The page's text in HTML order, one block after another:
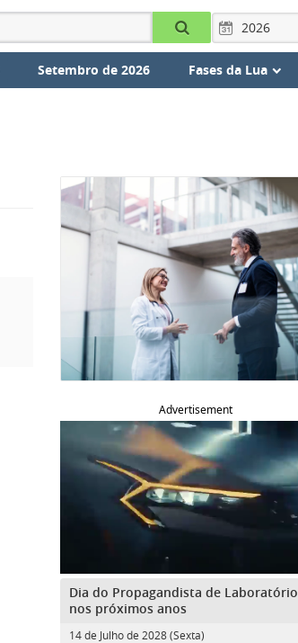
Setembro de 2026 Fases da Lua
Advertisement
Dia do Propagandista de Laboratório
nos próximos anos
14 de Julho de 2028 (Sexta)